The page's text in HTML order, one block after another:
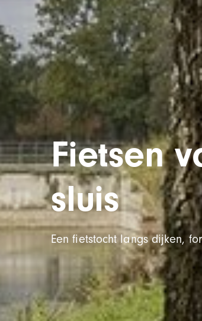
Fietsen
sluis
Een fietstocht langs dijken,